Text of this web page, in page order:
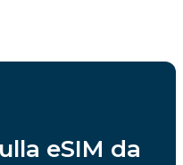
eSIM da